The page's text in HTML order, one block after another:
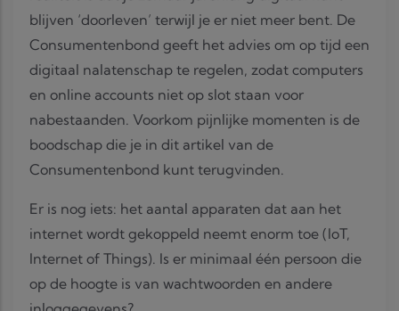
blijven ‘doorleven’ terwijl je er niet meer bent. De
Consumentenbond geeft het advies om op tijd een
digitaal nalatenschap te regelen, zodat computers
en online accounts niet op slot staan voor
nabestaanden. Voorkom pijnlijke momenten is de
boodschap die je in dit artikel van de
Consumentenbond kunt terugvinden.
Er is nog iets: het aantal apparaten dat aan het
internet wordt gekoppeld neemt enorm toe (IoT,
Internet of Things). Is er minimaal één persoon die
op de hoogte is van wachtwoorden en andere